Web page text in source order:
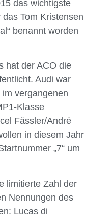
das wichtigste
Tom Kristensen
benannt worden
hat der ACO die
Audi war
vergangenen
Klasse
Fässler/André
in diesem Jahr
„7“ um
limitierte Zahl der
Nennungen des
Lucas di